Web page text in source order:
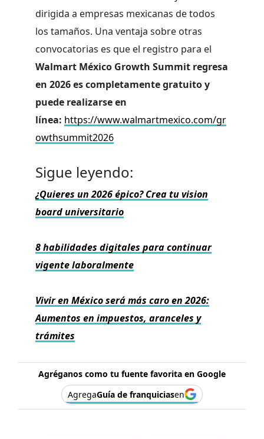
dirigida a empresas mexicanas de todos
los tamaños. Una ventaja sobre otras
convocatorias es que el registro para el
Walmart México Growth Summit regresa
en 2026 es completamente gratuito y
puede realizarse en
línea: https://www.walmartmexico.com/gr
owthsummit2026
Sigue leyendo:
¿Quieres un 2026 épico? Crea tu vision
board universitario
8 habilidades digitales para continuar
vigente laboralmente
Vivir en México será más caro en 2026:
Aumentos en impuestos, aranceles y
trámites
Agréganos como tu fuente favorita en Google
AgregaGuía de franquiciasen